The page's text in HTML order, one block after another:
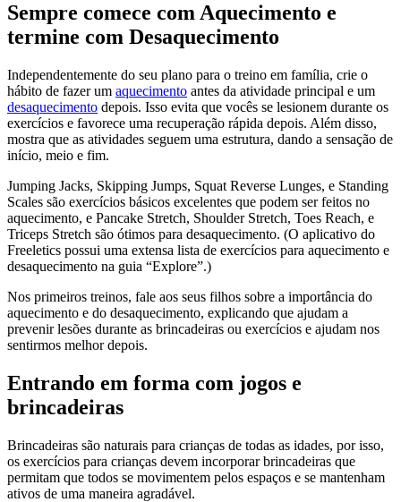
Sempre comece com Aquecimento e
termine com Desaquecimento
Independentemente do seu plano para o treino em família, crie o
hábito de fazer um aquecimento antes da atividade principal e um
desaquecimento depois. Isso evita que vocês se lesionem durante os
exercícios e favorece uma recuperação rápida depois. Além disso,
mostra que as atividades seguem uma estrutura, dando a sensação de
início, meio e fim.
Jumping Jacks, Skipping Jumps, Squat Reverse Lunges, e Standing
Scales são exercícios básicos excelentes que podem ser feitos no
aquecimento, e Pancake Stretch, Shoulder Stretch, Toes Reach, e
Triceps Stretch são ótimos para desaquecimento. (O aplicativo do
Freeletics possui uma extensa lista de exercícios para aquecimento e
desaquecimento na guia “Explore”.)
Nos primeiros treinos, fale aos seus filhos sobre a importância do
aquecimento e do desaquecimento, explicando que ajudam a
prevenir lesões durante as brincadeiras ou exercícios e ajudam nos
sentirmos melhor depois.
Entrando em forma com jogos e
brincadeiras
Brincadeiras são naturais para crianças de todas as idades, por isso,
os exercícios para crianças devem incorporar brincadeiras que
permitam que todos se movimentem pelos espaços e se mantenham
ativos de uma maneira agradável.